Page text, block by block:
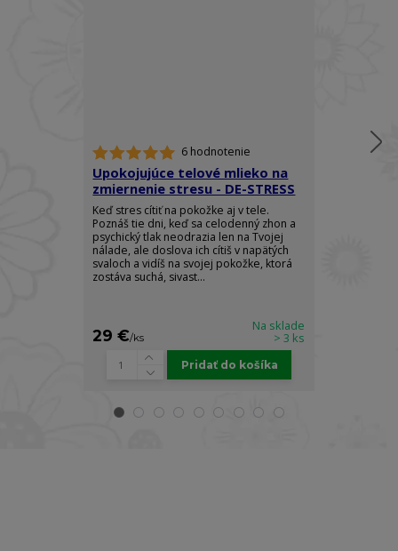
6 hodnotenie
Upokojujúce telové mlieko na
zmiernenie stresu - DE-STRESS
Keď stres cítiť na pokožke aj v tele.
Poznáš tie dni, keď sa celodenný zhon a
psychický tlak neodrazia len na Tvojej
nálade, ale doslova ich cítiš v napätých
svaloch a vidíš na svojej pokožke, ktorá
zostáva suchá, sivast...
29 €/ks
Na sklade
> 3 ks
Pridať do košíka